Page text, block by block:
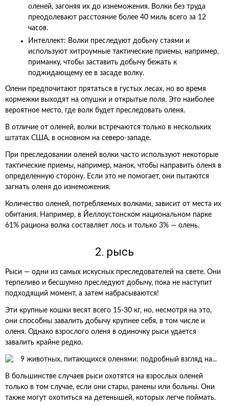
оленей, загоняя их до изнеможения. Волки без труда
преодолевают расстояние более 40 миль всего за 12
часов.
Интеллект: Волки преследуют добычу стаями и
используют хитроумные тактические приемы, например,
приманку, чтобы заставить добычу бежать к
поджидающему ее в засаде волку.
Олени предпочитают прятаться в густых лесах, но во время
кормежки выходят на опушки и открытые поля. Это наиболее
вероятное место, где волк будет преследовать оленя.
В отличие от оленей, волки встречаются только в нескольких
штатах США, в основном на северо-западе.
При преследовании оленей волки часто используют некоторые
тактические приемы, например, манок, чтобы направить оленя в
определенную сторону. Если это не помогает, они пытаются
загнать оленя до изнеможения.
Количество оленей, потребляемых волками, зависит от места их
обитания. Например, в Йеллоустонском национальном парке
61% рациона волка составляет лось и только 3% — олень.
2. рысь
Рыси — одни из самых искусных преследователей на свете. Они
терпеливо и бесшумно преследуют добычу, пока не наступит
подходящий момент, а затем набрасываются!
Эти крупные кошки весят всего 15-30 кг, но, несмотря на это,
они способны завалить добычу крупнее себя, в том числе и
оленя. Однако взрослого оленя в одиночку рыси удается
завалить крайне редко.
В большинстве случаев рыси охотятся на взрослых оленей
только в том случае, если они стары, ранены или больны. Они
также могут охотиться на детенышей, которых легче поймать.